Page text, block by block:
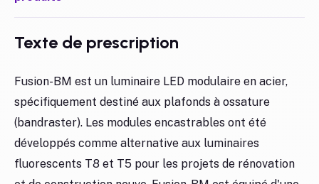
Texte de prescription
Fusion-BM est un luminaire LED modulaire en acier,
spécifiquement destiné aux plafonds à ossature
(bandraster). Les modules encastrables ont été
développés comme alternative aux luminaires
fluorescents T8 et T5 pour les projets de rénovation